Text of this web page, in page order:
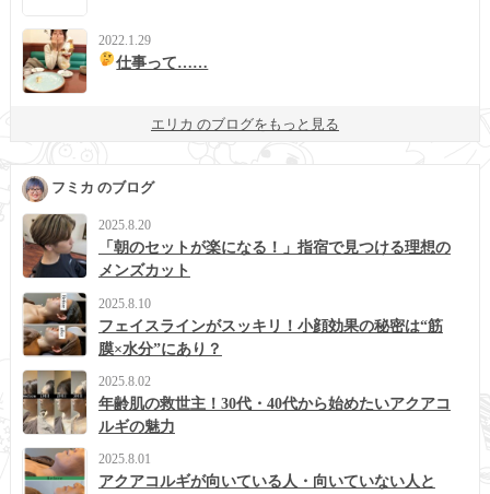
2022.1.29
仕事って……
エリカ のブログをもっと見る
フミカ のブログ
2025.8.20
「朝のセットが楽になる！」指宿で見つける理想の
メンズカット
2025.8.10
フェイスラインがスッキリ！小顔効果の秘密は“筋
膜×水分”にあり？
2025.8.02
年齢肌の救世主！30代・40代から始めたいアクアコ
ルギの魅力
2025.8.01
アクアコルギが向いている人・向いていない人と